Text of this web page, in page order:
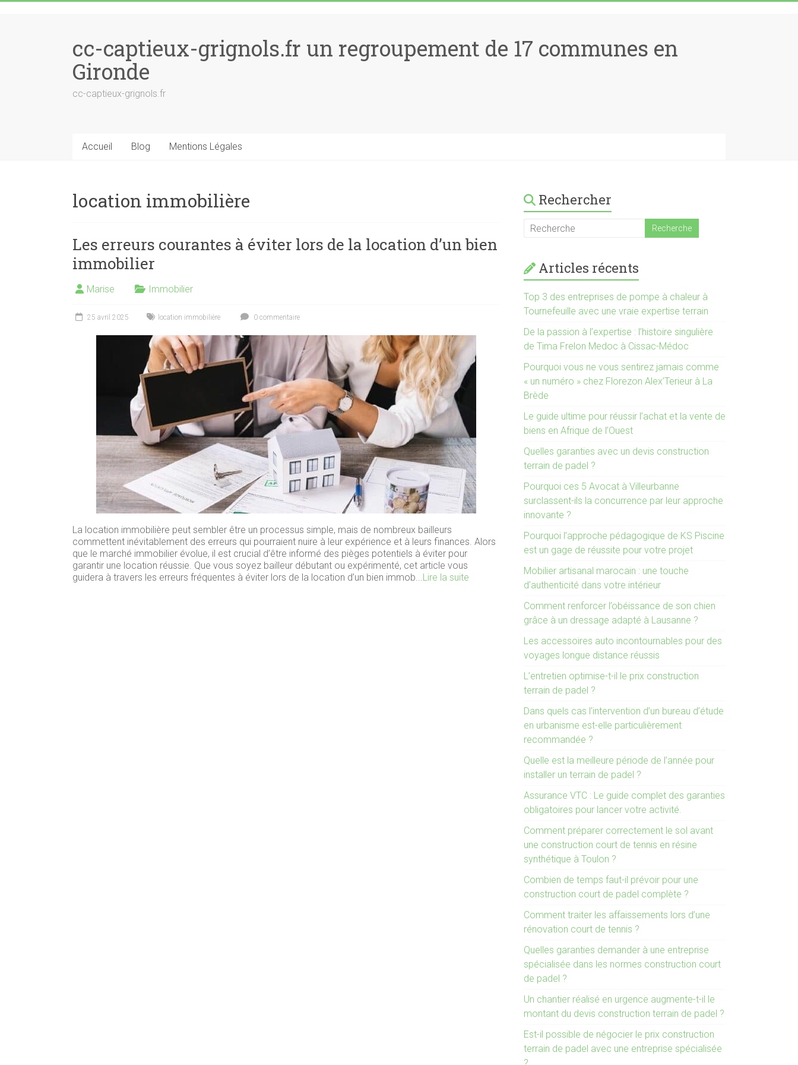
cc-captieux-grignols.fr un regroupement de 17 communes en
Gironde
cc-captieux-grignols.fr
Accueil Blog Mentions Légales
location immobilière
Les erreurs courantes à éviter lors de la location d’un bien
immobilier
Marise Immobilier
25 avril 2025 location immobilière 0 commentaire
La location immobilière peut sembler être un processus simple, mais de nombreux bailleurs
commettent inévitablement des erreurs qui pourraient nuire à leur expérience et à leurs finances. Alors
que le marché immobilier évolue, il est crucial d’être informé des pièges potentiels à éviter pour
garantir une location réussie. Que vous soyez bailleur débutant ou expérimenté, cet article vous
guidera à travers les erreurs fréquentes à éviter lors de la location d’un bien immob...Lire la suite
Rechercher
Articles récents
Top 3 des entreprises de pompe à chaleur à
Tournefeuille avec une vraie expertise terrain
De la passion à l’expertise : l’histoire singulière
de Tima Frelon Medoc à Cissac-Médoc
Pourquoi vous ne vous sentirez jamais comme
« un numéro » chez Florezon Alex’Terieur à La
Brède
Le guide ultime pour réussir l’achat et la vente de
biens en Afrique de l’Ouest
Quelles garanties avec un devis construction
terrain de padel ?
Pourquoi ces 5 Avocat à Villeurbanne
surclassent-ils la concurrence par leur approche
innovante ?
Pourquoi l’approche pédagogique de KS Piscine
est un gage de réussite pour votre projet
Mobilier artisanal marocain : une touche
d’authenticité dans votre intérieur
Comment renforcer l’obéissance de son chien
grâce à un dressage adapté à Lausanne ?
Les accessoires auto incontournables pour des
voyages longue distance réussis
L’entretien optimise-t-il le prix construction
terrain de padel ?
Dans quels cas l’intervention d’un bureau d’étude
en urbanisme est-elle particulièrement
recommandée ?
Quelle est la meilleure période de l’année pour
installer un terrain de padel ?
Assurance VTC : Le guide complet des garanties
obligatoires pour lancer votre activité.
Comment préparer correctement le sol avant
une construction court de tennis en résine
synthétique à Toulon ?
Combien de temps faut-il prévoir pour une
construction court de padel complète ?
Comment traiter les affaissements lors d’une
rénovation court de tennis ?
Quelles garanties demander à une entreprise
spécialisée dans les normes construction court
de padel ?
Un chantier réalisé en urgence augmente-t-il le
montant du devis construction terrain de padel ?
Est-il possible de négocier le prix construction
terrain de padel avec une entreprise spécialisée